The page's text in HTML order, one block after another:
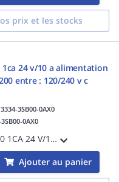
prix et les stocks
24 v/10 a alimentation
entre : 120/240 v c
3SB00-0AX0
0AX0
SITOP PSU4200 1CA 24 V/10 A alimentation stabilise PSU4200 entre : 120/240 V CA sortie : 24 V CC/10 A
Ajouter au panier